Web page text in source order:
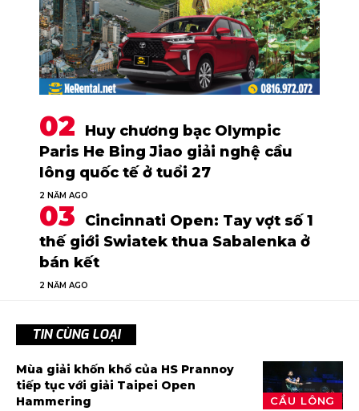
Huy chương bạc Olympic
Paris He Bing Jiao giải nghệ cầu
lông quốc tế ở tuổi 27
2 NĂM AGO
Cincinnati Open: Tay vợt số 1
thế giới Swiatek thua Sabalenka ở
bán kết
2 NĂM AGO
TIN CÙNG LOẠI
CẦU LÔNG
Mùa giải khốn khổ của HS Prannoy
tiếp tục với giải Taipei Open
Hammering